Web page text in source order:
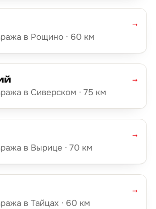
в Рощино · 60 км
→
в Сиверском · 75 км
→
в Вырице · 70 км
→
в Тайцах · 60 км
→